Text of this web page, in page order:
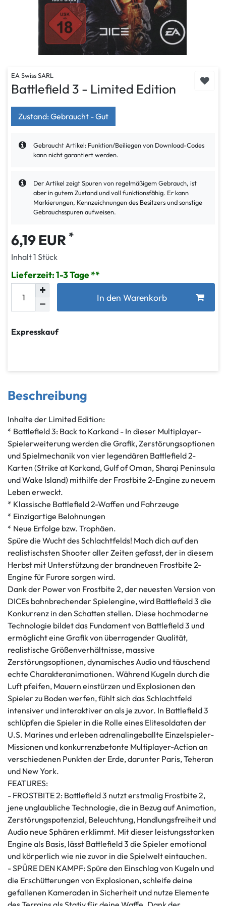
EA Swiss SARL
Battlefield 3 - Limited Edition
Gebraucht Artikel: Funktion/Beiliegen von Download-Codes
kann nicht garantiert werden.
Zustand: Gebraucht - Gut
Der Artikel zeigt Spuren von regelmäßigem Gebrauch, ist
aber in gutem Zustand und voll funktionsfähig. Er kann
Markierungen, Kennzeichnungen des Besitzers und sonstige
Gebrauchsspuren aufweisen.
6,19 EUR *
Inhalt1 Stück
Lieferzeit: 1-3 Tage
In den Warenkorb
Expresskauf
Beschreibung
Inhalte der Limited Edition:
* Battlefield 3: Back to Karkand - In dieser Multiplayer-
Spielerweiterung werden die Grafik, Zerstörungsoptionen
und Spielmechanik von vier legendären Battlefield 2-
Karten (Strike at Karkand, Gulf of Oman, Sharqi Peninsula
und Wake Island) mithilfe der Frostbite 2-Engine zu neuem
Leben erweckt.
* Klassische Battlefield 2-Waffen und Fahrzeuge
* Einzigartige Belohnungen
* Neue Erfolge bzw. Trophäen.
Spüre die Wucht des Schlachtfelds! Mach dich auf den
realistischsten Shooter aller Zeiten gefasst, der in diesem
Herbst mit Unterstützung der brandneuen Frostbite 2-
Engine für Furore sorgen wird.
Dank der Power von Frostbite 2, der neuesten Version von
DICEs bahnbrechender Spielengine, wird Battlefield 3 die
Konkurrenz in den Schatten stellen. Diese hochmoderne
Technologie bildet das Fundament von Battlefield 3 und
ermöglicht eine Grafik von überragender Qualität,
realistische Größenverhältnisse, massive
Zerstörungsoptionen, dynamisches Audio und täuschend
echte Charakteranimationen. Während Kugeln durch die
Luft pfeifen, Mauern einstürzen und Explosionen den
Spieler zu Boden werfen, fühlt sich das Schlachtfeld
intensiver und interaktiver an als je zuvor. In Battlefield 3
schlüpfen die Spieler in die Rolle eines Elitesoldaten der
U.S. Marines und erleben adrenalingeballte Einzelspieler-
Missionen und konkurrenzbetonte Multiplayer-Action an
verschiedenen Punkten der Erde, darunter Paris, Teheran
und New York.
FEATURES:
- FROSTBITE 2: Battlefield 3 nutzt erstmalig Frostbite 2,
jene unglaubliche Technologie, die in Bezug auf Animation,
Zerstörungspotenzial, Beleuchtung, Handlungsfreiheit und
Audio neue Sphären erklimmt. Mit dieser leistungsstarken
Engine als Basis, lässt Battlefield 3 die Spieler emotional
und körperlich wie nie zuvor in die Spielwelt eintauchen.
- SPÜRE DEN KAMPF: Spüre den Einschlag von Kugeln und
die Erschütterungen von Explosionen, schleife deine
gefallenen Kameraden in Sicherheit und nutze Elemente